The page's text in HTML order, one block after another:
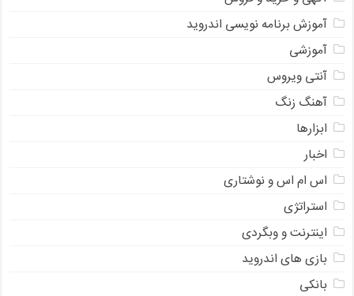
آموزش برنامه نویسی اندروید
آموزشی
آنتی ویروس
آهنگ زنگ
ابزارها
اخبار
اس ام اس و نوشتاری
استراتژی
اینترنت و وبگردی
بازی های اندروید
بانکی